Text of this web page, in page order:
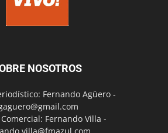
NOSOTROS
Fernando Agüero -
Fernando Villa -